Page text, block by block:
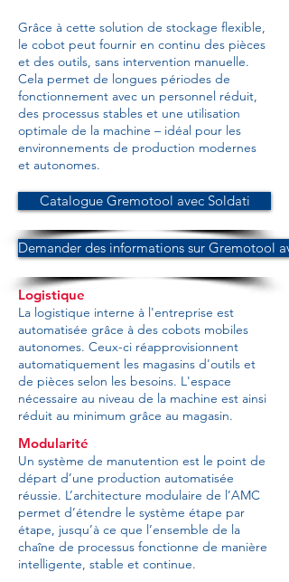
Grâce à cette solution de stockage flexible,
le cobot peut fournir en continu des pièces
et des outils, sans intervention manuelle.
Cela permet de longues périodes de
fonctionnement avec un personnel réduit,
des processus stables et une utilisation
optimale de la machine – idéal pour les
environnements de production modernes
et autonomes.
Catalogue Gremotool avec Soldati
Demander des informations sur Gremotool
Logistique
La logistique interne à l'entreprise est
automatisée grâce à des cobots mobiles
autonomes. Ceux-ci réapprovisionnent
automatiquement les magasins d'outils et
de pièces selon les besoins. L'espace
nécessaire au niveau de la machine est ainsi
réduit au minimum grâce au magasin.
Modularité
Un système de manutention est le point de
départ d’une production automatisée
réussie. L’architecture modulaire de l’AMC
permet d’étendre le système étape par
étape, jusqu’à ce que l’ensemble de la
chaîne de processus fonctionne de manière
intelligente, stable et continue.